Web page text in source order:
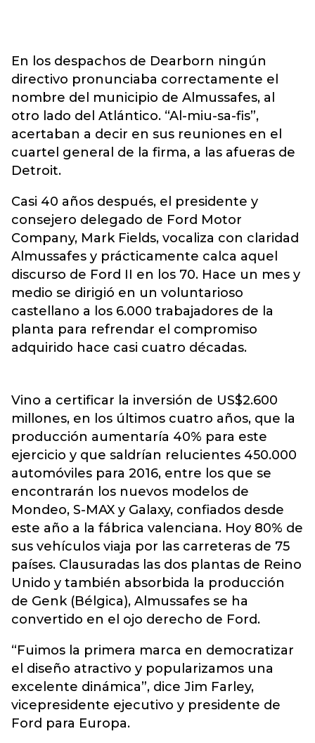
En los despachos de Dearborn ningún
directivo pronunciaba correctamente el
nombre del municipio de Almussafes, al
otro lado del Atlántico. “Al-miu-sa-fis”,
acertaban a decir en sus reuniones en el
cuartel general de la firma, a las afueras de
Detroit.
Casi 40 años después, el presidente y
consejero delegado de Ford Motor
Company, Mark Fields, vocaliza con claridad
Almussafes y prácticamente calca aquel
discurso de Ford II en los 70. Hace un mes y
medio se dirigió en un voluntarioso
castellano a los 6.000 trabajadores de la
planta para refrendar el compromiso
adquirido hace casi cuatro décadas.
Vino a certificar la inversión de US$2.600
millones, en los últimos cuatro años, que la
producción aumentaría 40% para este
ejercicio y que saldrían relucientes 450.000
automóviles para 2016, entre los que se
encontrarán los nuevos modelos de
Mondeo, S-MAX y Galaxy, confiados desde
este año a la fábrica valenciana. Hoy 80% de
sus vehículos viaja por las carreteras de 75
países. Clausuradas las dos plantas de Reino
Unido y también absorbida la producción
de Genk (Bélgica), Almussafes se ha
convertido en el ojo derecho de Ford.
“Fuimos la primera marca en democratizar
el diseño atractivo y popularizamos una
excelente dinámica”, dice Jim Farley,
vicepresidente ejecutivo y presidente de
Ford para Europa.